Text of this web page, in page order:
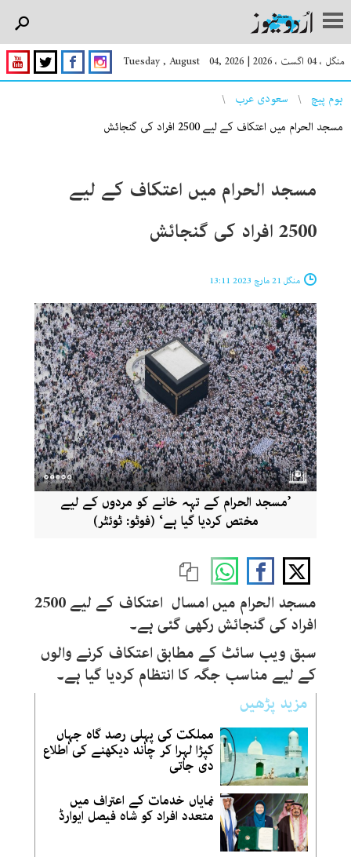
منگل ، 04 اگست ، 2026 |
Tuesday , August 04, 2026
You are here
ہوم پیچ
سعودی عرب
مسجد الحرام میں اعتکاف کے لیے 2500 افراد کی گنجائش
مسجد الحرام میں اعتکاف کے لیے
2500 افراد کی گنجائش
منگل 21 مارچ 2023 13:11
’مسجد الحرام کے تہہ خانے کو مردوں کے لیے
مختص کردیا گیا ہے‘ (فوٹو: ٹوئٹر)
مسجد الحرام میں امسال اعتکاف کے لیے 2500
افراد کی گنجائش رکھی گئی ہے۔
سبق ویب سائٹ کے مطابق اعتکاف کرنے والوں
کے لیے مناسب جگہ کا انتظام کردیا گیا ہے۔
مزید پڑھیں
مملکت کی پہلی رصد گاہ جہاں
کپڑا لہرا کر چاند دیکھنے کی اطلاع
دی جاتی
نمایاں خدمات کے اعتراف میں
متعدد افراد کو شاہ فیصل ایوارڈ